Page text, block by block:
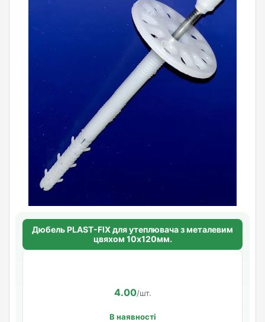
Дюбель PLAST-FIX для утеплювача з металевим
цвяхом 10х120мм.
4.00/шт.
В наявності